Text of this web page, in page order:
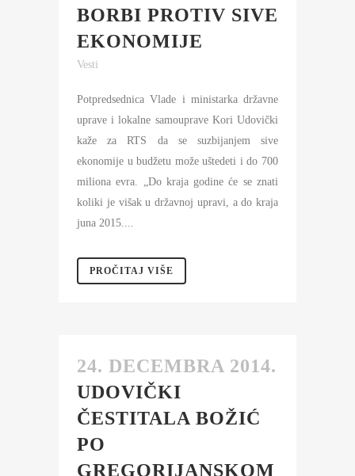
BORBI PROTIV SIVE
EKONOMIJE
Vesti
Potpredsednica Vlade i ministarka državne
uprave i lokalne samouprave Kori Udovički
kaže za RTS da se suzbijanjem sive
ekonomije u budžetu može uštedeti i do 700
miliona evra. „Do kraja godine će se znati
koliki je višak u državnoj upravi, a do kraja
juna 2015....
PROČITAJ VIŠE
24. DECEMBRA 2014.
UDOVIČKI
ČESTITALA BOŽIĆ
PO
GREGORIJANSKOM